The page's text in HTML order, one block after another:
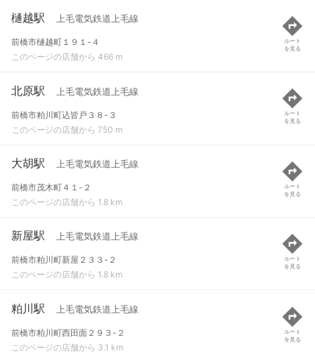
樋越駅 上毛電気鉄道上毛線
前橋市樋越町１９１-４
このページの店舗から 466 m
ルート
を見る
北原駅 上毛電気鉄道上毛線
前橋市粕川町込皆戸３８-３
このページの店舗から 750 m
ルート
を見る
大胡駅 上毛電気鉄道上毛線
前橋市茂木町４１-２
このページの店舗から 1.8 km
ルート
を見る
新屋駅 上毛電気鉄道上毛線
前橋市粕川町新屋２３３-２
このページの店舗から 1.8 km
ルート
を見る
粕川駅 上毛電気鉄道上毛線
前橋市粕川町西田面２９３-２
このページの店舗から 3.1 km
ルート
を見る